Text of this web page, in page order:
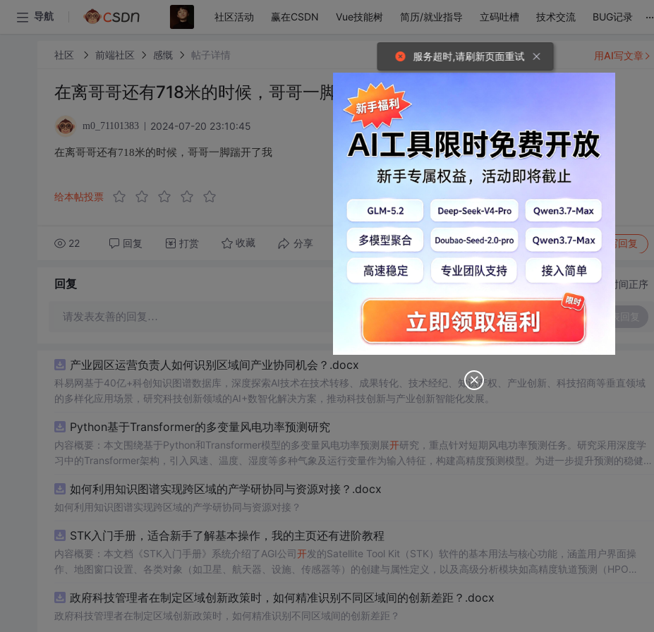
导航 社区活动 赢在CSDN Vue技能树 简历/就业指导 立码吐槽 技术交流 BUG记录 ...
社区 前端社区 感慨 帖子详情
在离哥哥还有718米的时候，哥哥一脚踹开了我
m0_71101383 2024-07-20 23:10:45
在离哥哥还有718米的时候，哥哥一脚踹开了我
给本帖投票
22 回复 打赏 收藏 分享 转发到动态 举报 写回复
用AI写文章
回复 切换为时间正序
请发表友善的回复…
产业园区运营负责人如何识别区域间产业协同机会？.docx
科易网基于40亿+科创知识图谱数据库，深度探索AI技术在技术转移、成果转化、技术经纪、知识产权、产业创新、科技招商等垂直领域
的多样化应用场景，研究科技创新领域的AI+数智化解决方案，推动科技创新与产业创新智能化发展。
Python基于Transformer的多变量风电功率预测研究
内容概要：本文围绕基于Python和Transformer模型的多变量风电功率预测展开研究，重点针对短期风电功率预测任务。研究采用深度学
习中的Transformer架构，引入风速、温度、湿度等多种气象及运行变量作为输入特征，构建高精度预测模型。为进一步提升预测的稳健性
该技术是机器学习与新能源领域深度融合的典型应用，旨在提高风电并网的稳定性与电网调度的科学性。; 适合人群：具备Python编程基
础，熟悉主流深度学习框架（如PyTorch或TensorFlow）的研究生、科研人员，以及从事新能源发电预测、电力系统调度、智能电网优化
②作为科研项目的技术蓝本，用于复现、改进或扩展基于Transformer的时间序列预测模型；③探索LASSO分位数回归与深度学习模型的
融合机制，提升预测结果的概率性输出与风险评估能力。; 阅读建议：此资源适用于已掌握机器学习与深度学习基础知识的读者，建议结合
所提供的代码实现进行动手实践，重点关注多变量数据的预处理流程、Transformer模型的结构设计与注意力机制实现、超参数调优策略，
如何利用知识图谱实现跨区域的产学研协同与资源对接？.docx
如何利用知识图谱实现跨区域的产学研协同与资源对接？
STK入门手册，适合新手了解基本操作，我的主页还有进阶教程
内容概要：本文档《STK入门手册》系统介绍了AGI公司开发的Satellite Tool Kit（STK）软件的基本用法与核心功能，涵盖用户界面操
作、地图窗口设置、各类对象（如卫星、航天器、设施、传感器等）的创建与属性定义，以及高级分析模块如高精度轨道预测（HPO
te Tool Kit（STK）软件的基本用enarios的时间设置、单位法与核心功能，配置、数据库管理重点涵盖用户界面操作、地图窗口设置、场
景及动画演示等功能，帮助用户进行全面（Scenario）管理的卫星系统仿真、卫星及各类与分析。;对象（如航天器、设施、传感器 适合人
政府科技管理者在制定区域创新政策时，如何精准识别不同区域间的创新差距？.docx
政府科技管理者在制定区域创新政策时，如何精准识别不同区域间的创新差距？
服务超时,请刷新页面重试